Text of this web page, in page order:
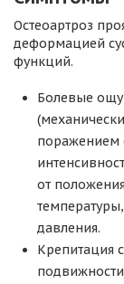
Остеоартроз
деформацией
функций.
Болевые
поражением
от
давления.
Крепитация